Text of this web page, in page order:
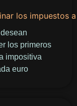
los primeros
impositiva
euro